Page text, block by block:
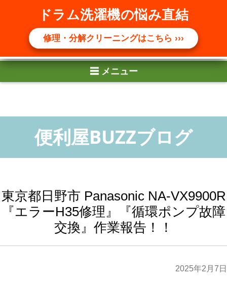
☰ メニュー
ドラム洗濯機の悩み直結
修理・分解クリーニングはこちら ›››
東京都日野市 Panasonic NA-VX9900R
『エラーH35修理』『循環ポンプ故障
交換』作業報告！！
2025年2月7日